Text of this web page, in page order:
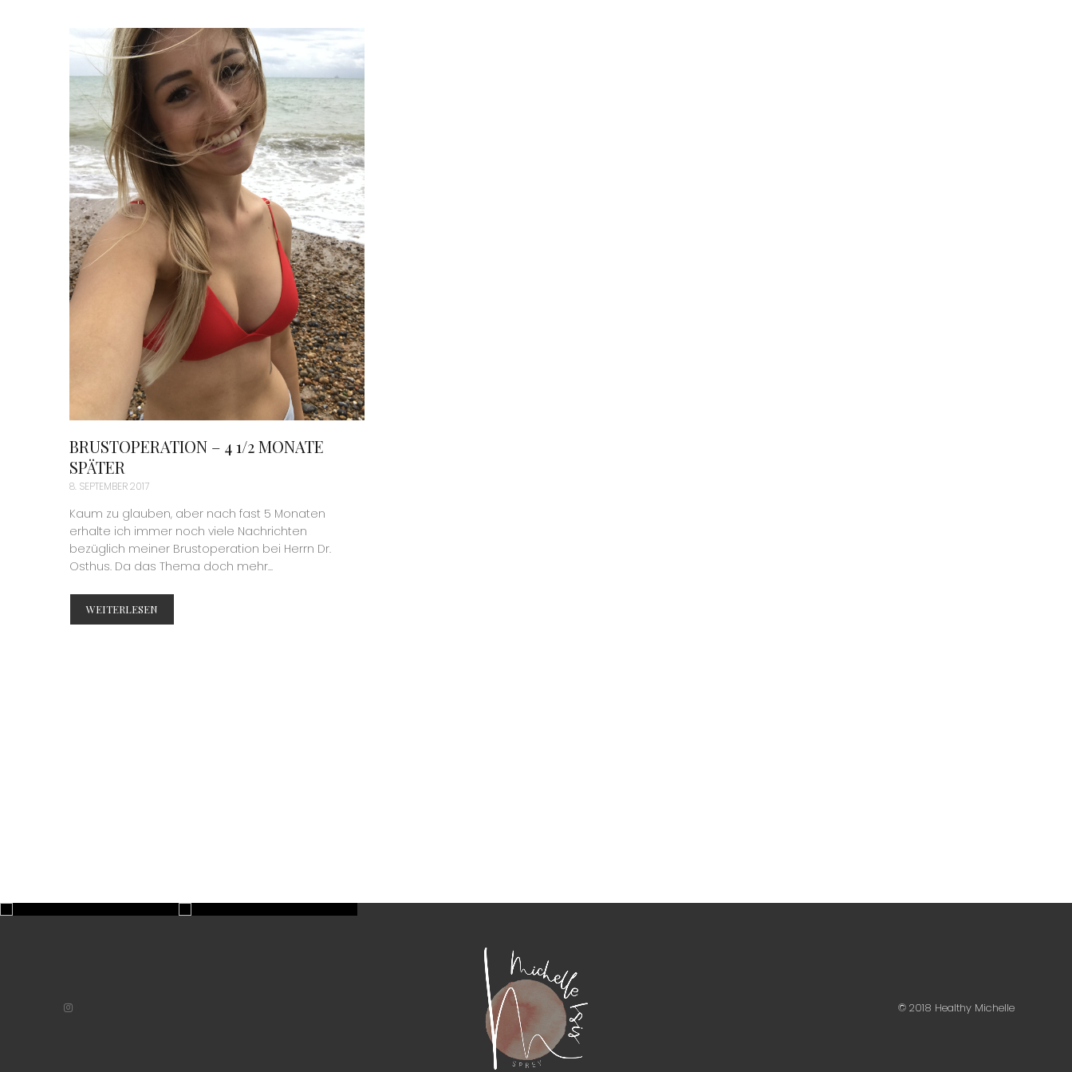
BRUSTOPERATION – 4 1/2 MONATE
SPÄTER
8. SEPTEMBER 2017
Kaum zu glauben, aber nach fast 5 Monaten
erhalte ich immer noch viele Nachrichten
bezüglich meiner Brustoperation bei Herrn Dr.
Osthus. Da das Thema doch mehr...
WEITERLESEN
© 2018 Healthy Michelle